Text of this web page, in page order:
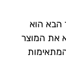
הבא הוא
את המוצר